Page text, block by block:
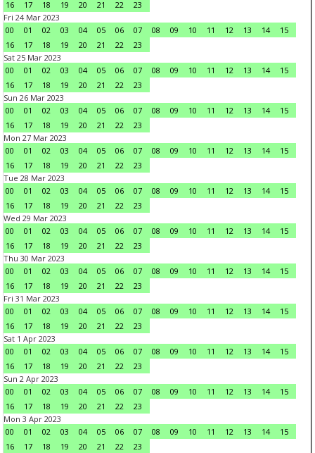
16
17 18 19 20 21 22
23
Fri 24 Mar 2023
00
01 02 03 04 05 06 07 08 09 10 11 12 13 14
15
16
17 18 19 20 21 22
23
Sat 25 Mar 2023
00
01 02 03 04 05 06 07 08 09 10 11 12 13 14
15
16
17 18 19 20 21 22
23
Sun 26 Mar 2023
00
01 02 03 04 05 06 07 08 09 10 11 12 13 14
15
16
17 18 19 20 21 22
23
Mon 27 Mar 2023
00
01 02 03 04 05 06 07 08 09 10 11 12 13 14
15
16
17 18 19 20 21 22
23
Tue 28 Mar 2023
00
01 02 03 04 05 06 07 08 09 10 11 12 13 14
15
16
17 18 19 20 21 22
23
Wed 29 Mar 2023
00
01 02 03 04 05 06 07 08 09 10 11 12 13 14
15
16
17 18 19 20 21 22
23
Thu 30 Mar 2023
00
01 02 03 04 05 06 07 08 09 10 11 12 13 14
15
16
17 18 19 20 21 22
23
Fri 31 Mar 2023
00
01 02 03 04 05 06 07 08 09 10 11 12 13 14
15
16
17 18 19 20 21 22
23
Sat 1 Apr 2023
00
01 02 03 04 05 06 07 08 09 10 11 12 13 14
15
16
17 18 19 20 21 22
23
Sun 2 Apr 2023
00
01 02 03 04 05 06 07 08 09 10 11 12 13 14
15
16
17 18 19 20 21 22
23
Mon 3 Apr 2023
00
01 02 03 04 05 06 07 08 09 10 11 12 13 14
15
16
17 18 19 20 21 22
23